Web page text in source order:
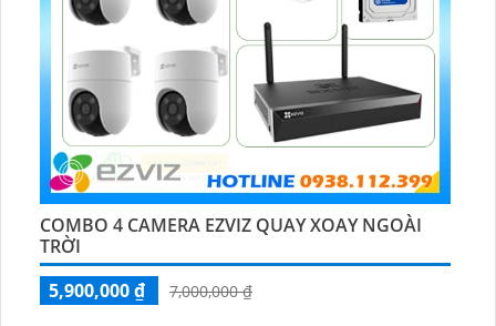
COMBO 4 CAMERA EZVIZ QUAY XOAY NGOÀI
TRỜI
5,900,000 ₫
7,000,000 ₫